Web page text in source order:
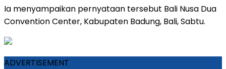
Ia menyampaikan pernyataan tersebut Bali Nusa Dua
Convention Center, Kabupaten Badung, Bali, Sabtu.
ADVERTISEMENT